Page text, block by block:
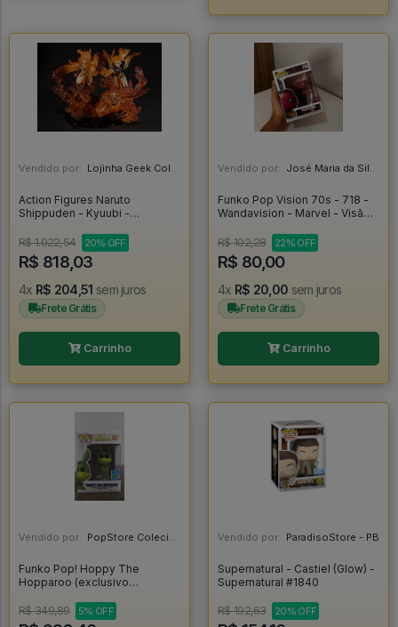
Vendido por: Lojinha Geek Colecionáveis - DF
Action Figures Naruto
Shippuden - Kyuubi -
Naruto - Manto Da Kurama -
Figuarts Zero - Kizuna Relation
(bandai Spirits) - Naruto
R$ 1.022,54 20% OFF
R$ 818,03
4x R$ 204,51 sem juros
Frete Grátis
Carrinho
Vendido por: José Maria da Silva Junior - AL
Funko Pop Vision 70s - 718 -
Wandavision - Marvel - Visão -
Wandavision #718
R$ 102,28 22% OFF
R$ 80,00
4x R$ 20,00 sem juros
Frete Grátis
Carrinho
Vendido por: PopStore Colecionáveis - MG
Funko Pop! Hoppy The
Hopparoo (exclusivo
R$ 349,89 5% OFF
Vendido por: ParadisoStore - PB
Supernatural - Castiel (Glow) -
Supernatural #1840
R$ 192,63 20% OFF